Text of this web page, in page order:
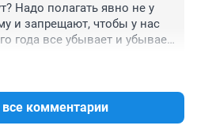
Надо полагать явно не у
и запрещают, чтобы у нас
года все убывает и убывает,
все комментарии